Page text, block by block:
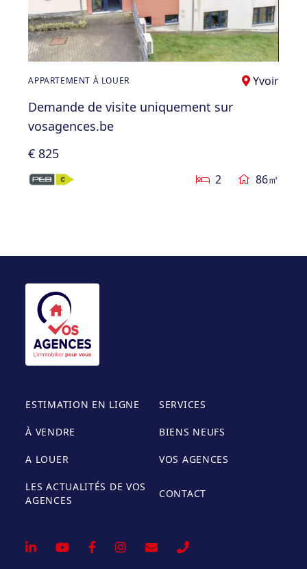
APPARTEMENT À LOUER Yvoir
Demande de visite uniquement sur
vosagences.be
€ 825
2 86㎡
ESTIMATION EN LIGNE SERVICES
À VENDRE BIENS NEUFS
A LOUER VOS AGENCES
LES ACTUALITÉS DE VOS
AGENCES
CONTACT